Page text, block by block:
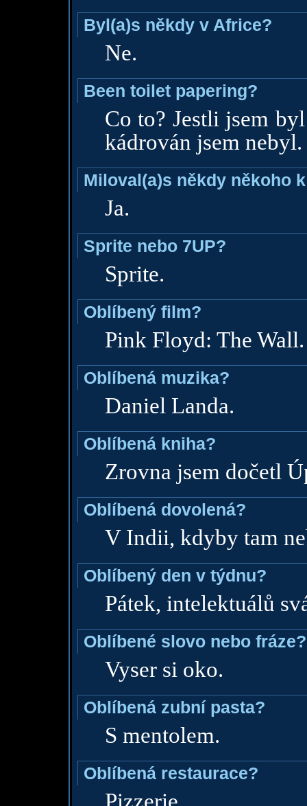
Byl(a)s někdy v Africe?
Ne.
Been toilet papering?
Co to? Jestli jsem
kádrován jsem nebyl.
Miloval(a)s někdy někoho
Ja.
Sprite nebo 7UP?
Sprite.
Oblíbený film?
Pink Floyd: The Wall.
Oblíbená muzika?
Daniel Landa.
Oblíbená kniha?
Zrovna jsem dočetl
Oblíbená dovolená?
V Indii, kdyby tam
Oblíbený den v týdnu?
Pátek, intelektuálů
Oblíbené slovo nebo fráze?
Vyser si oko.
Oblíbená zubní pasta?
S mentolem.
Oblíbená restaurace?